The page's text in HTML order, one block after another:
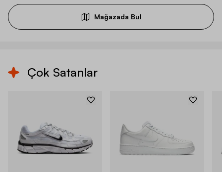
Mağazada Bul
Çok Satanlar